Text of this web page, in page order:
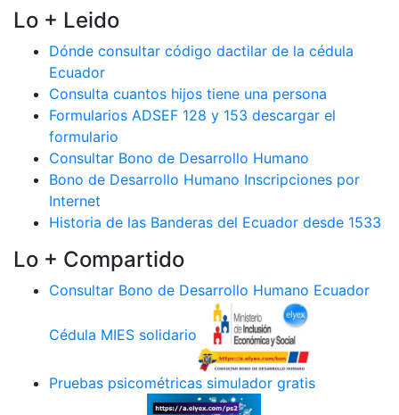
Lo + Leido
Dónde consultar código dactilar de la cédula
Ecuador
Consulta cuantos hijos tiene una persona
Formularios ADSEF 128 y 153 descargar el
formulario
Consultar Bono de Desarrollo Humano
Bono de Desarrollo Humano Inscripciones por
Internet
Historia de las Banderas del Ecuador desde 1533
Lo + Compartido
Consultar Bono de Desarrollo Humano Ecuador
Cédula MIES solidario
Pruebas psicométricas simulador gratis